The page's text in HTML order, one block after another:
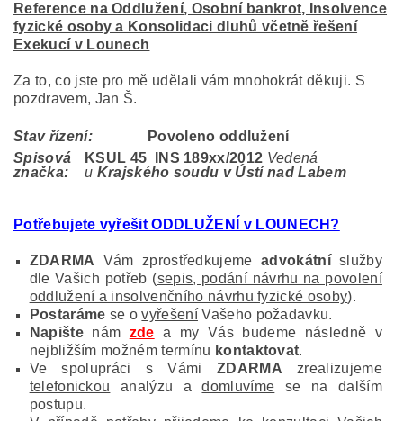
Reference na Oddlužení, Osobní bankrot, Insolvence
fyzické osoby a Konsolidaci dluhů včetně řešení
Exekucí v Lounech
Za to, co jste pro mě udělali vám mnohokrát děkuji. S
pozdravem, Jan Š.
Stav řízení:
Povoleno oddlužení
Spisová
značka:
KSUL 45 INS 189xx/2012 Vedená
u Krajského soudu v Ústí nad Labem
Potřebujete vyřešit ODDLUŽENÍ v LOUNECH?
ZDARMA Vám zprostředkujeme advokátníslužby
dle Vašich potřeb (sepis, podání návrhu na povolení
oddlužení a insolvenčního návrhu fyzické osoby).
Postaráme se ovyřešeníVašeho požadavku.
Napištenám zde a my Vás budeme následně v
nejbližším možném termínu kontaktovat.
Ve spolupráci s Vámi ZDARMA zrealizujeme
telefonickou analýzu adomluvíme se na dalším
postupu.